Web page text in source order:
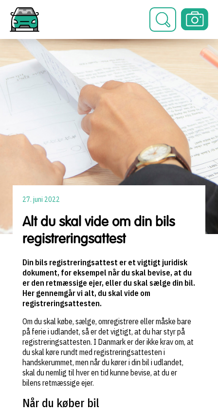
27. juni 2022
Alt du skal vide om din bils
registreringsattest
Din bils registreringsattest er et vigtigt juridisk
dokument, for eksempel når du skal bevise, at du
er den retmæssige ejer, eller du skal sælge din bil.
Her gennemgår vi alt, du skal vide om
registreringsattesten.
Om du skal købe, sælge, omregistrere eller måske bare
på ferie i udlandet, så er det vigtigt, at du har styr på
registreringsattesten. I Danmark er der ikke krav om, at
du skal køre rundt med registreringsattesten i
handskerummet, men når du kører i din bil i udlandet,
skal du nemlig til hver en tid kunne bevise, at du er
bilens retmæssige ejer.
Når du køber bil